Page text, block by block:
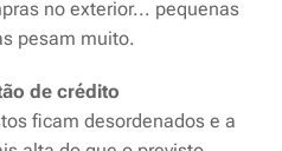
no exterior... pequenas
pesam muito.
de crédito
ficam desordenados e a